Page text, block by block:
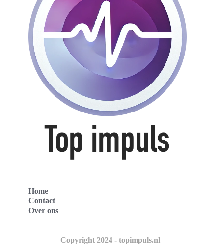
Home
Contact
Over ons
Copyright 2024 - topimpuls.nl